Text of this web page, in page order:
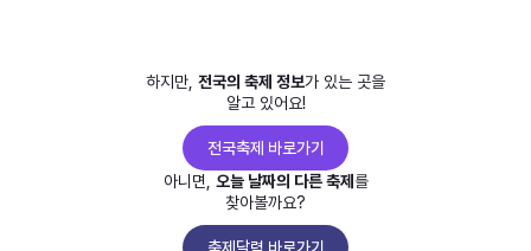
하지만, 전국의 축제 정보가 있는 곳을
알고 있어요!
전국축제 바로가기
아니면, 오늘 날짜의 다른 축제 를
찾아볼까요?